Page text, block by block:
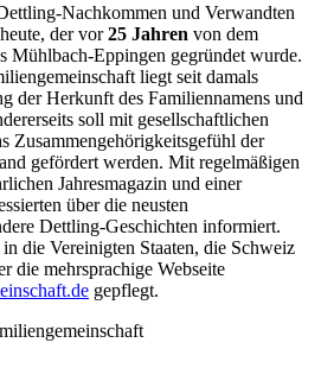
Nachkommen und Verwandten
der vor25 Jahren von dem
Mühlbach-Eppingen gegründet wurde.
liegt seit damals
der Herkunft des Familiennamens und
soll mit gesellschaftlichen
Zusammengehörigkeitsgefühl der
gefördert werden. Mit regelmäßigen
Jahresmagazin und einer
über die neusten
Dettling-Geschichten informiert.
die Vereinigten Staaten, die Schweiz
die mehrsprachige Webseite
gepflegt.